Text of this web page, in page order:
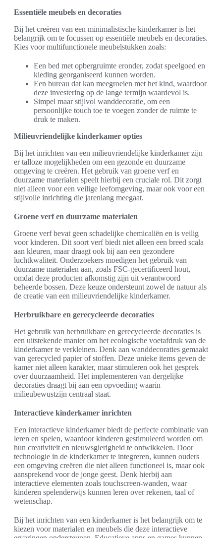
Essentiële meubels en decoraties
Bij het creëren van een minimalistische kinderkamer is het
belangrijk om te focussen op essentiële meubels en decoraties.
Kies voor multifunctionele meubelstukken zoals:
Een bed met opbergruimte eronder, zodat speelgoed en
kleding georganiseerd kunnen worden.
Een bureau dat kan meegroeien met het kind, waardoor
deze investering op de lange termijn waardevol is.
Simpel maar stijlvol wanddecoratie, om een
persoonlijke touch toe te voegen zonder de ruimte te
druk te maken.
Milieuvriendelijke kinderkamer opties
Bij het inrichten van een milieuvriendelijke kinderkamer zijn
er talloze mogelijkheden om een gezonde en duurzame
omgeving te creëren. Het gebruik van groene verf en
duurzame materialen speelt hierbij een cruciale rol. Dit zorgt
niet alleen voor een veilige leefomgeving, maar ook voor een
stijlvolle inrichting die jarenlang meegaat.
Groene verf en duurzame materialen
Groene verf bevat geen schadelijke chemicaliën en is veilig
voor kinderen. Dit soort verf biedt niet alleen een breed scala
aan kleuren, maar draagt ook bij aan een gezondere
luchtkwaliteit. Onderzoekers moedigen het gebruik van
duurzame materialen aan, zoals FSC-gecertificeerd hout,
omdat deze producten afkomstig zijn uit verantwoord
beheerde bossen. Deze keuze ondersteunt zowel de natuur als
de creatie van een milieuvriendelijke kinderkamer.
Herbruikbare en gerecycleerde decoraties
Het gebruik van herbruikbare en gerecycleerde decoraties is
een uitstekende manier om het ecologische voetafdruk van de
kinderkamer te verkleinen. Denk aan wanddecoraties gemaakt
van gerecycled papier of stoffen. Deze unieke items geven de
kamer niet alleen karakter, maar stimuleren ook het gesprek
over duurzaamheid. Het implementeren van dergelijke
decoraties draagt bij aan een opvoeding waarin
milieubewustzijn centraal staat.
Interactieve kinderkamer inrichten
Een interactieve kinderkamer biedt de perfecte combinatie van
leren en spelen, waardoor kinderen gestimuleerd worden om
hun creativiteit en nieuwsgierigheid te ontwikkelen. Door
technologie in de kinderkamer te integreren, kunnen ouders
een omgeving creëren die niet alleen functioneel is, maar ook
aansprekend voor de jonge geest. Denk hierbij aan
interactieve elementen zoals touchscreen-wanden, waar
kinderen spelenderwijs kunnen leren over rekenen, taal of
wetenschap.
Bij het inrichten van een kinderkamer is het belangrijk om te
kiezen voor materialen en meubels die deze interactieve